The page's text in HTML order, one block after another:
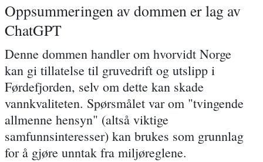
Oppsummeringen av dommen er lag av
ChatGPT
Denne dommen handler om hvorvidt Norge
kan gi tillatelse til gruvedrift og utslipp i
Førdefjorden, selv om dette kan skade
vannkvaliteten. Spørsmålet var om "tvingende
allmenne hensyn" (altså viktige
samfunnsinteresser) kan brukes som grunnlag
for å gjøre unntak fra miljøreglene.